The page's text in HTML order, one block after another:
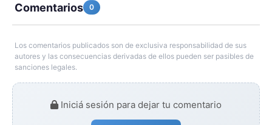
Comentarios 0
Los comentarios publicados son de exclusiva responsabilidad de sus
autores y las consecuencias derivadas de ellos pueden ser pasibles de
sanciones legales.
Iniciá sesión para dejar tu comentario